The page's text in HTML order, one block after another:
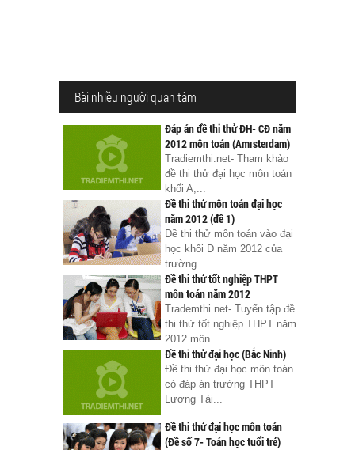
Bài nhiều người quan tâm
Đáp án đề thi thử ĐH- CĐ năm
2012 môn toán (Amrsterdam)
Tradiemthi.net- Tham khảo
đề thi thử đại học môn toán
khối A,...
Đề thi thử môn toán đại học
năm 2012 (đề 1)
Đề thi thử môn toán vào đại
học khối D năm 2012 của
trường...
Đề thi thử tốt nghiệp THPT
môn toán năm 2012
Trademthi.net- Tuyển tập đề
thi thử tốt nghiệp THPT năm
2012 môn...
Đề thi thử đại học (Bắc Ninh)
Đề thi thử đại học môn toán
có đáp án trường THPT
Lương Tài...
Đề thi thử đại học môn toán
(Đề số 7- Toán học tuổi trẻ)